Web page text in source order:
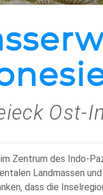
Ost-
Zentrum des Indo-
Landmassen
dass die